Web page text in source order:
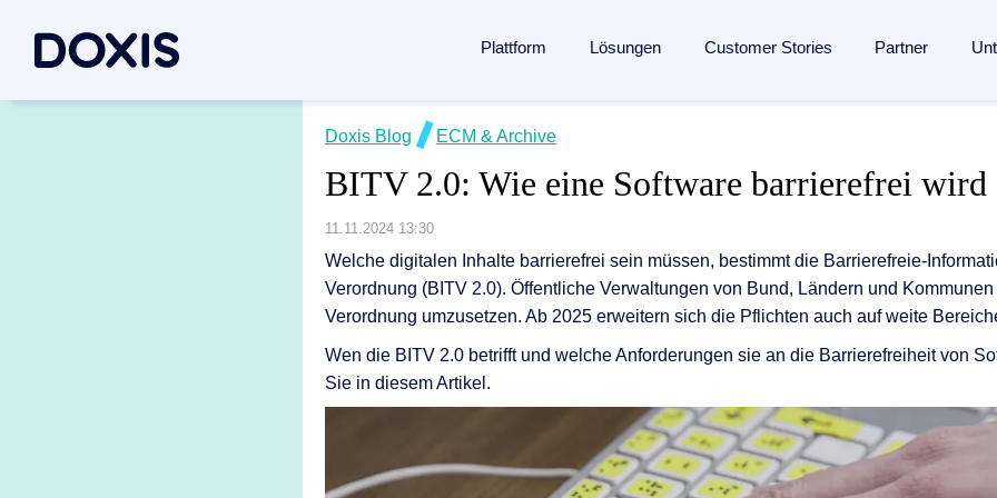
Plattform
Doxis Intelligent Content Automation
Von der Erfassung bis zur Archivierung: Eine KI-gestützte Plattform für
Plattform entdecken →
Dokumentenmanagement
Dokumentengenerierung
Dokumentenautomatisierung mit SAP
Lösungen
Use Cases
Dokumenten­management
Rechnungseingang
Vertragsmanagement
Case Management
Fertigungsindustrie
Versicherungen
Logistik
Customer Stories Partner
Partner finden
Referenzpartner werden
Partner Portal
Über Doxis
Über uns
Management
Soziales Engagement
News / Presse
Blog
Webinare
Ressourcen
The Enterprise Content Show
Doxis Blog ECM & Archive
BITV 2.0: Wie eine Software barrierefrei wird
11.11.2024 13:30
Welche digitalen Inhalte barrierefrei sein müssen, bestimmt die Barrierefreie-
Verordnung (BITV 2.0). Öffentliche Verwaltungen von Bund, Ländern und
Verordnung umzusetzen. Ab 2025 erweitern sich die Pflichten auch auf weite
Wen die BITV 2.0 betrifft und welche Anforderungen sie an die Barrierefreiheit von
Sie in diesem Artikel.